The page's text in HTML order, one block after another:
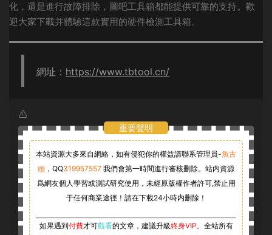
化，還是進行故障排除，圖吧工具箱都能提供可靠的支持。歡
迎大家下載并體驗這款實用的硬件檢測工具箱。
網址： https://www.tbtool.cn/
重要聲明
本站資源大多來自網絡，如有侵犯你的權益請聯系管理員-魚古
頭 ， QQ319957557 我們會第一時間進行審核删除。站内資源
爲網友個人學習或測試研究使用，未經原版權作者許可,禁止用
于任何商業途徑！請在下載24小時内删除！
如果遇到付費才可觀看的文章，建議升級終身VIP。 全站所有